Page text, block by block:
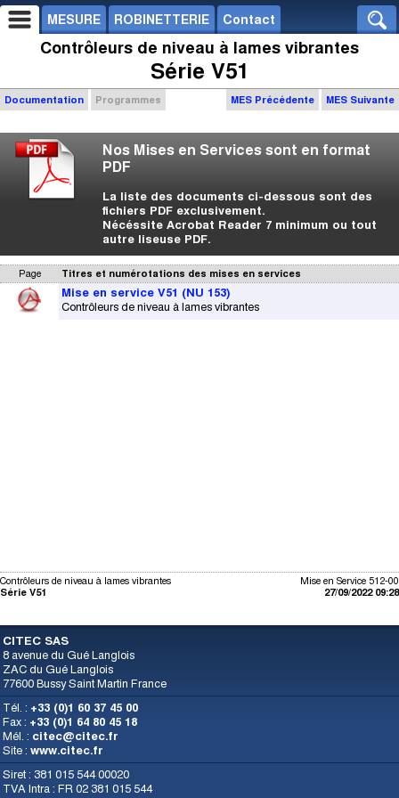
MESURE ROBINETTERIE Contact
Contrôleurs de niveau à lames vibrantes
Série V51
MES Précédente MES Suivante
Documentation Programmes
Nos Mises en Services sont en format
PDF
La liste des documents ci-dessous sont des
fichiers PDF exclusivement.
Nécéssite Acrobat Reader 7 minimum ou tout
autre liseuse PDF.
Page Titres et numérotations des mises en services
Mise en service V51 (NU 153)
Contrôleurs de niveau à lames vibrantes
Mise en Service 512-00
27/09/2022 09:28
Contrôleurs de niveau à lames vibrantes
Série V51
CITEC SAS
8 avenue du Gué Langlois
ZAC du Gué Langlois
77600 Bussy Saint Martin France
Tél. : +33 (0)1 60 37 45 00
Fax : +33 (0)1 64 80 45 18
Mél. : citec@citec.fr
Site : www.citec.fr
Siret : 381 015 544 00020
TVA Intra : FR 02 381 015 544